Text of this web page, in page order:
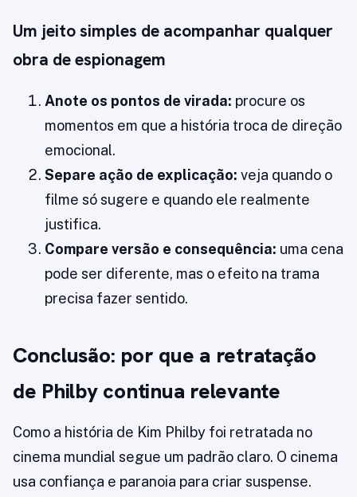
Um jeito simples de acompanhar qualquer
obra de espionagem
Anote os pontos de virada: procure os
momentos em que a história troca de direção
emocional.
Separe ação de explicação: veja quando o
filme só sugere e quando ele realmente
justifica.
Compare versão e consequência: uma cena
pode ser diferente, mas o efeito na trama
precisa fazer sentido.
Conclusão: por que a retratação
de Philby continua relevante
Como a história de Kim Philby foi retratada no
cinema mundial segue um padrão claro. O cinema
usa confiança e paranoia para criar suspense.